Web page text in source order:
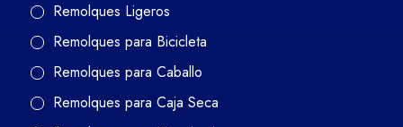
Remolques Ligeros
Remolques para Bicicleta
Remolques para Caballo
Remolques para Caja Seca